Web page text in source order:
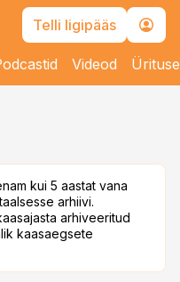
Telli ligipääs
Videod
kui 5 aastat vana
arhiivi.
arhiveeritud
kaasaegsete